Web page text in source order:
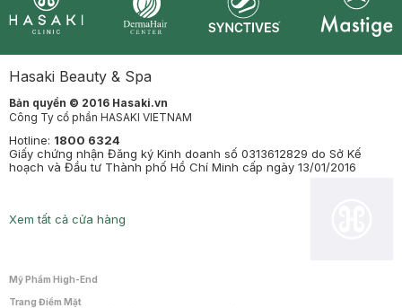
Hasaki Beauty & Spa
Bản quyền © 2016 Hasaki.vn
Công Ty cổ phần HASAKI VIETNAM
Hotline: 1800 6324
Giấy chứng nhận Đăng ký Kinh doanh số 0313612829 do Sở Kế
hoạch và Đầu tư Thành phố Hồ Chí Minh cấp ngày 13/01/2016
Xem tất cả cửa hàng
Mỹ Phẩm High-End
Trang Điểm Mặt